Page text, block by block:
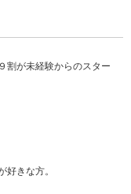
割が未経験からのスター
きな方。